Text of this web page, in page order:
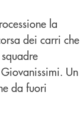
la
dei carri che
Un
da fuori